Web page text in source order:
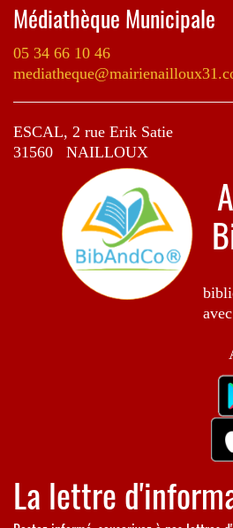
Médiathèque Municipale
05 34 66 10 46
ESCAL, 2 rue Erik Satie
31560 NAILLOUX
La lettre